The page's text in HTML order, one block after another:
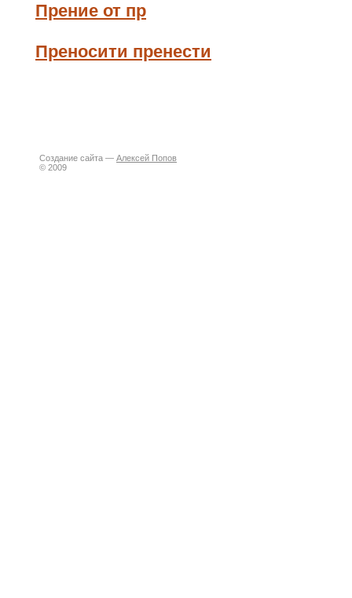
Прение от пр
Преносити пренести
Создание сайта — Алексей Попов
© 2009